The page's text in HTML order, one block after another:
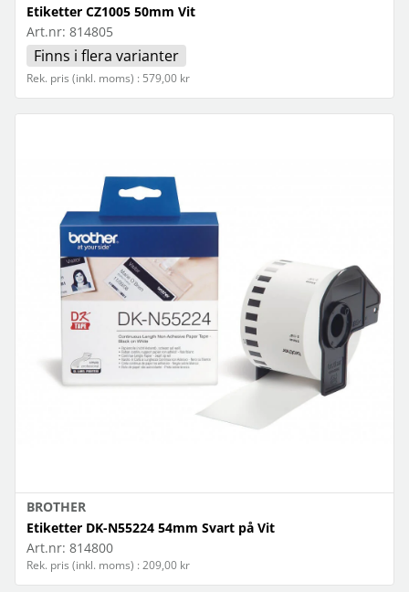
Etiketter CZ1005 50mm Vit
Art.nr: 814805
Finns i flera varianter
Rek. pris (inkl. moms) : 579,00 kr
BROTHER
Etiketter DK-N55224 54mm Svart på Vit
Art.nr: 814800
Rek. pris (inkl. moms) : 209,00 kr